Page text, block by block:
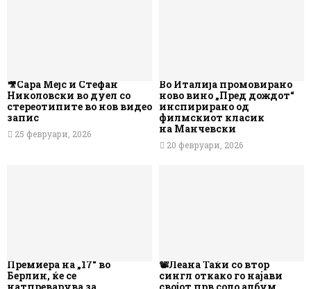
🎥Сара Мејс и Стефан
Николовски во дуел со
стереотипите во нов видео
запис
25 февруари, 2026
Во Италија промовирано
ново вино „Пред дождот“
инспирирано од
филмскиот класик
на Манчевски
20 февруари, 2026
Премиера на „17“ во
Берлин, ќе се
📽️Леана Таќи со втор
сингл откако го најави